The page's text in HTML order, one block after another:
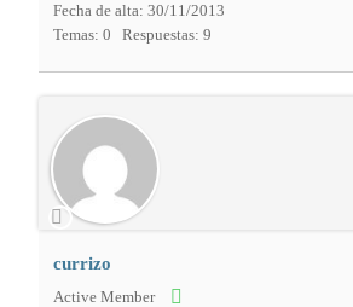
Fecha de alta: 30/11/2013
Temas: 0
Respuestas: 9
currizo
Active Member